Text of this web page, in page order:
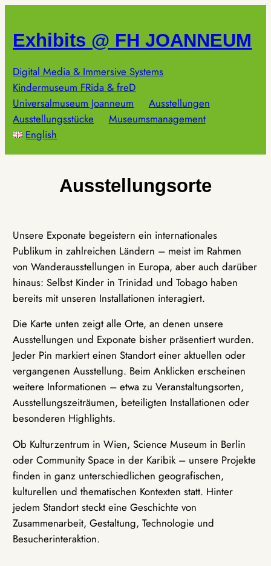
springen
Exhibits @ FH JOANNEUM
Digital Media & Immersive Systems
Kindermuseum FRida & freD
Universalmuseum Joanneum
Ausstellungen
Ausstellungsstücke
Museumsmanagement
English
Ausstellungsorte
Unsere Exponate begeistern ein internationales
Publikum in zahlreichen Ländern – meist im Rahmen
von Wanderausstellungen in Europa, aber auch darüber
hinaus: Selbst Kinder in Trinidad und Tobago haben
bereits mit unseren Installationen interagiert.
Die Karte unten zeigt alle Orte, an denen unsere
Ausstellungen und Exponate bisher präsentiert wurden.
Jeder Pin markiert einen Standort einer aktuellen oder
vergangenen Ausstellung. Beim Anklicken erscheinen
weitere Informationen – etwa zu Veranstaltungsorten,
Ausstellungszeiträumen, beteiligten Installationen oder
besonderen Highlights.
Ob Kulturzentrum in Wien, Science Museum in Berlin
oder Community Space in der Karibik – unsere Projekte
finden in ganz unterschiedlichen geografischen,
kulturellen und thematischen Kontexten statt. Hinter
jedem Standort steckt eine Geschichte von
Zusammenarbeit, Gestaltung, Technologie und
Besucherinteraktion.